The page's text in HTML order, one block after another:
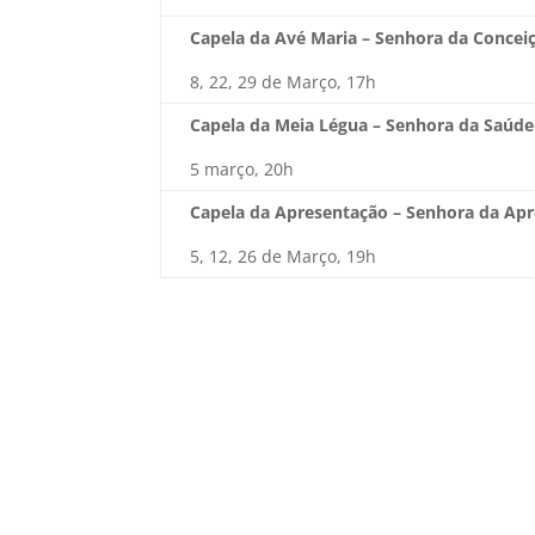
Capela da Avé Maria – Senhora da
8, 22, 29 de Março, 17h
Capela da Meia Légua – Senhora da Saúde
5 março, 20h
Capela da Apresentação – Senhora da
5, 12, 26 de Março, 19h